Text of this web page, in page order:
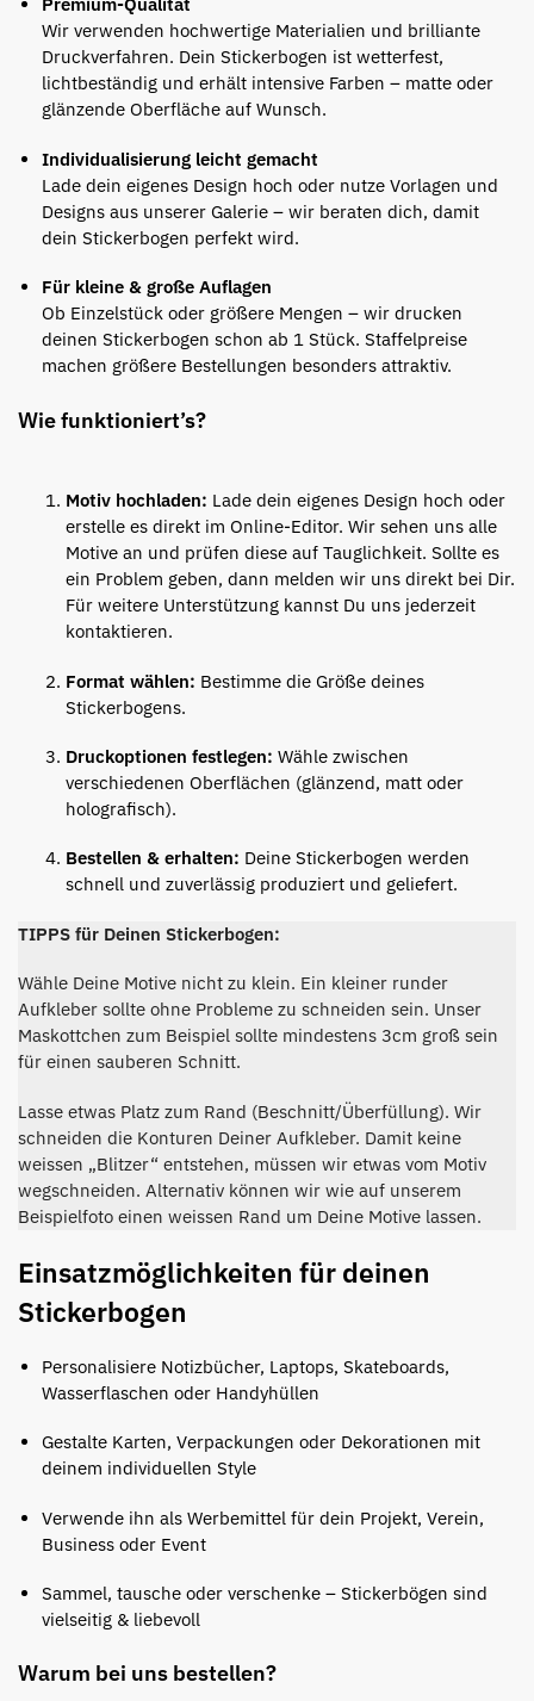
Premium-Qualität
Wir verwenden hochwertige Materialien und brilliante
Druckverfahren. Dein Stickerbogen ist wetterfest,
lichtbeständig und erhält intensive Farben – matte oder
glänzende Oberfläche auf Wunsch.
Individualisierung leicht gemacht
Lade dein eigenes Design hoch oder nutze Vorlagen und
Designs aus unserer Galerie – wir beraten dich, damit
dein Stickerbogen perfekt wird.
Für kleine & große Auflagen
Ob Einzelstück oder größere Mengen – wir drucken
deinen Stickerbogen schon ab 1 Stück. Staffelpreise
machen größere Bestellungen besonders attraktiv.
Wie funktioniert’s?
Motiv hochladen: Lade dein eigenes Design hoch oder
erstelle es direkt im Online-Editor. Wir sehen uns alle
Motive an und prüfen diese auf Tauglichkeit. Sollte es
ein Problem geben, dann melden wir uns direkt bei Dir.
Für weitere Unterstützung kannst Du uns jederzeit
kontaktieren.
Format wählen: Bestimme die Größe deines
Stickerbogens.
Druckoptionen festlegen: Wähle zwischen
verschiedenen Oberflächen (glänzend, matt oder
holografisch).
Bestellen & erhalten: Deine Stickerbogen werden
schnell und zuverlässig produziert und geliefert.
TIPPS für Deinen Stickerbogen:
Wähle Deine Motive nicht zu klein. Ein kleiner runder
Aufkleber sollte ohne Probleme zu schneiden sein. Unser
Maskottchen zum Beispiel sollte mindestens 3cm groß sein
für einen sauberen Schnitt.
Lasse etwas Platz zum Rand (Beschnitt/Überfüllung). Wir
schneiden die Konturen Deiner Aufkleber. Damit keine
weissen „Blitzer“ entstehen, müssen wir etwas vom Motiv
wegschneiden. Alternativ können wir wie auf unserem
Beispielfoto einen weissen Rand um Deine Motive lassen.
Einsatzmöglichkeiten für deinen
Stickerbogen
Personalisiere Notizbücher, Laptops, Skateboards,
Wasserflaschen oder Handyhüllen
Gestalte Karten, Verpackungen oder Dekorationen mit
deinem individuellen Style
Verwende ihn als Werbemittel für dein Projekt, Verein,
Business oder Event
Sammel, tausche oder verschenke – Stickerbögen sind
vielseitig & liebevoll
Warum bei uns bestellen?